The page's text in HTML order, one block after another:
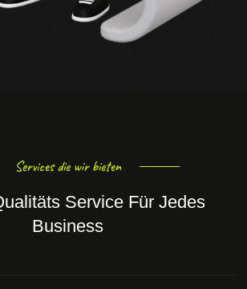
Services die wir bieten
Service Für Jedes
Business